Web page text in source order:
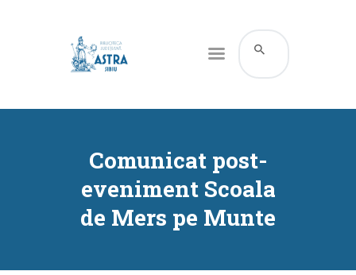
Comunicat post-
eveniment Scoala
de Mers pe Munte
CATALOG ONLINE
RESURSE
SERVICII
INFORMAȚII UTILE